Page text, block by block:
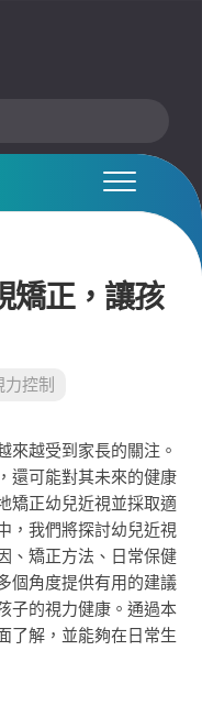
矯正，讓孩
力控制
來越受到家長的關注。
還可能對其未來的健康
矯正幼兒近視並採取適
，我們將探討幼兒近視
、矯正方法、日常保健
個角度提供有用的建議
子的視力健康。通過本
了解，並能夠在日常生